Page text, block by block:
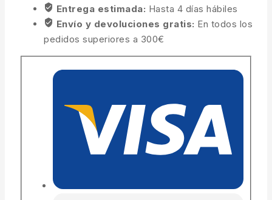
Entrega estimada: Hasta 4 días hábiles
Envío y devoluciones gratis: En todos los
pedidos superiores a 300€